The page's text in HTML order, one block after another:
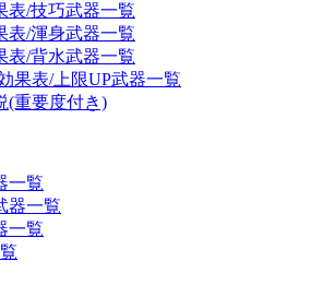
表/技巧武器一覧
表/渾身武器一覧
表/背水武器一覧
果表/上限UP武器一覧
(重要度付き)
一覧
器一覧
一覧